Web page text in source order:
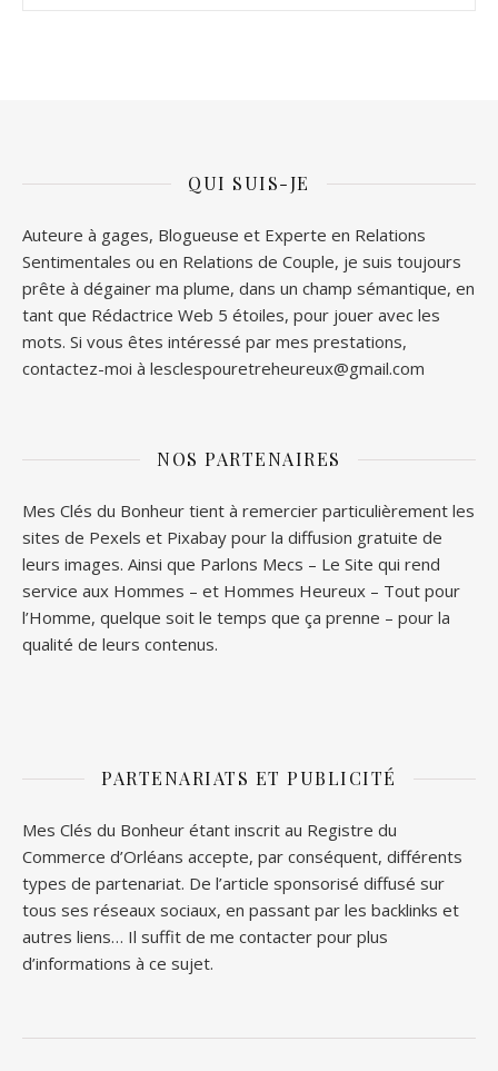
QUI SUIS-JE
Auteure à gages, Blogueuse et Experte en Relations
Sentimentales ou en Relations de Couple, je suis toujours
prête à dégainer ma plume, dans un champ sémantique, en
tant que Rédactrice Web 5 étoiles, pour jouer avec les
mots. Si vous êtes intéressé par mes prestations,
contactez-moi à lesclespouretreheureux@gmail.com
NOS PARTENAIRES
Mes Clés du Bonheur tient à remercier particulièrement les
sites de Pexels et Pixabay pour la diffusion gratuite de
leurs images. Ainsi que Parlons Mecs – Le Site qui rend
service aux Hommes – et Hommes Heureux – Tout pour
l’Homme, quelque soit le temps que ça prenne – pour la
qualité de leurs contenus.
PARTENARIATS ET PUBLICITÉ
Mes Clés du Bonheur étant inscrit au Registre du
Commerce d’Orléans accepte, par conséquent, différents
types de partenariat. De l’article sponsorisé diffusé sur
tous ses réseaux sociaux, en passant par les backlinks et
autres liens… Il suffit de me contacter pour plus
d’informations à ce sujet.